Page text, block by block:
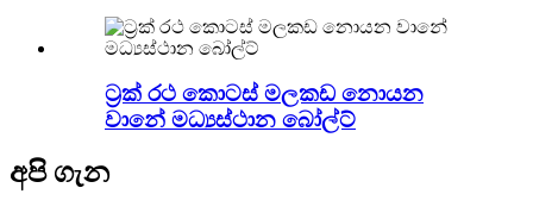
ට්‍රක් රථ කොටස් මලකඩ නොයන
වානේ මධ්‍යස්ථාන බෝල්ට්
අපි ගැන